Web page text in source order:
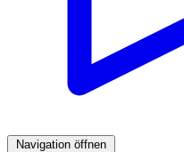
Navigation öffnen